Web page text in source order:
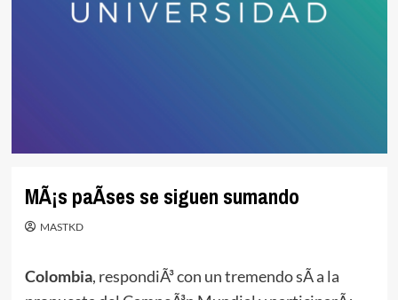
MÃ¡s paÃ­ses se siguen sumando
MASTKD
Colombia, respondiÃ³ con un tremendo sÃ­ a la